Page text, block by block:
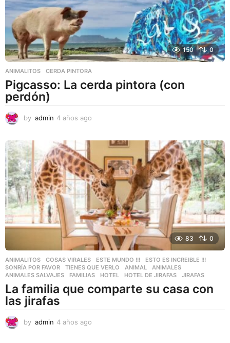
150 0
ANIMALITOS CERDA PINTORA
Pigcasso: La cerda pintora (con
perdón)
by admin 4 años ago
a
g
o
83 0
ANIMALITOS ,COSAS VIRALES ,ESTE MUNDO !!! ,ESTO ES INCREIBLE !!!
SONRÍA POR FAVOR
,TIENES QUE VERLO ANIMAL ,ANIMALES
ANIMALES SALVAJES
,FAMILIAS ,HOTEL ,HOTEL DE JIRAFAS ,JIRAFAS
La familia que comparte su casa con
las jirafas
by admin 4 años ago